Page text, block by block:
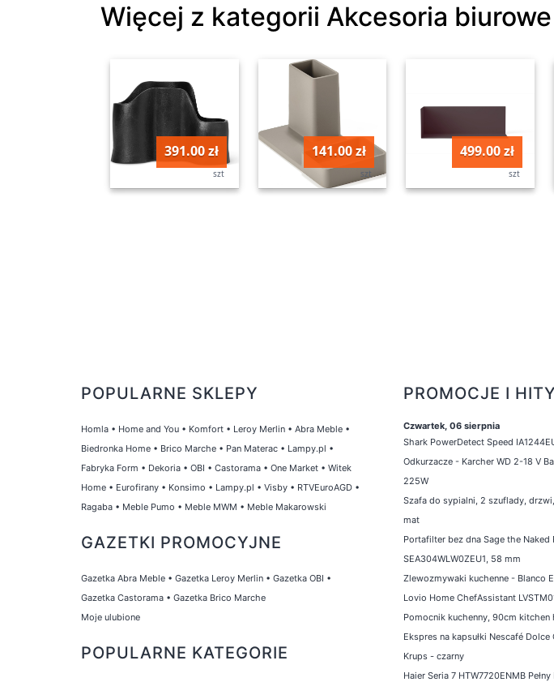
Więcej z kategorii Akcesoria biurowe
391.00 zł
szt
141.00 zł
szt
499.00 zł
szt
POPULARNE SKLEPY
Homla • Home and You • Komfort • Leroy Merlin • Abra Meble •
Biedronka Home • Brico Marche • Pan Materac • Lampy.pl •
Fabryka Form • Dekoria • OBI • Castorama • One Market • Witek
Home • Eurofirany • Konsimo • Lampy.pl • Visby • RTVEuroAGD •
Ragaba • Meble Pumo • Meble MWM • Meble Makarowski
GAZETKI PROMOCYJNE
Gazetka Abra Meble • Gazetka Leroy Merlin • Gazetka OBI •
Gazetka Castorama • Gazetka Brico Marche
Moje ulubione
POPULARNE KATEGORIE
PROMOCJE I
Czwartek, 06 sierpnia
Shark PowerDetect Speed
Odkurzacze - Karcher WD 2-18 V
225W
Szafa do sypialni, 2 szuflady,
mat
Portafilter bez dna Sage the
SEA304WLW0ZEU1, 58 mm
Zlewozmywaki kuchenne - Blanco
Lovio Home ChefAssistant
Pomocnik kuchenny, 90cm
Ekspres na kapsułki Nescafé
Krups - czarny
Haier Seria 7 HTW7720ENMB